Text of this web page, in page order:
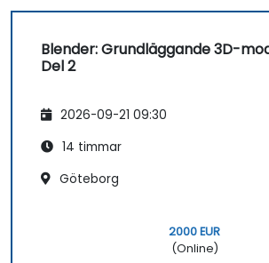
Blender: Grundläggande 3D-
Del 2
2026-09-21 09:30
14 timmar
Göteborg
2000 EUR
(Online)